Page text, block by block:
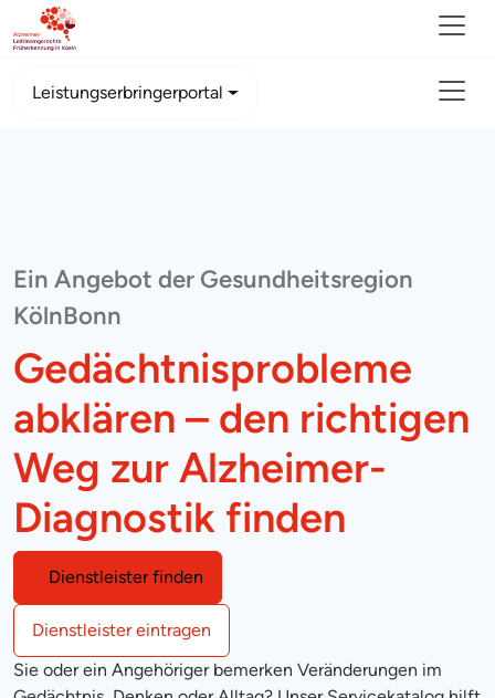
Leistungserbringerportal
Ein Angebot der Gesundheitsregion
KölnBonn
Gedächtnisprobleme
abklären – den richtigen
Weg zur Alzheimer-
Diagnostik finden
Dienstleister finden
Dienstleister eintragen
Sie oder ein Angehöriger bemerken Veränderungen im